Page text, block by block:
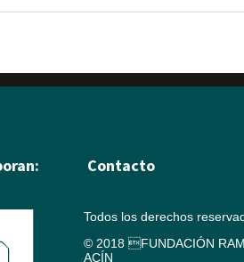
Contacto
Todos los derechos
© 2018 FUNDACIÓN
ACÍN